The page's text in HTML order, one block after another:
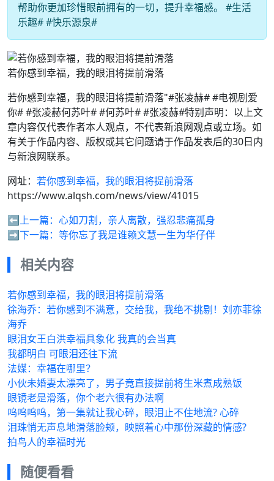
帮助你更加珍惜眼前拥有的一切，提升幸福感。 #生活
乐趣# #快乐源泉#
若你感到幸福，我的眼泪将提前滑落
若你感到幸福，我的眼泪将提前滑落"#张凌赫# #电视剧爱
你# #张凌赫何苏叶# #何苏叶# #张凌赫#特别声明：以上文
章内容仅代表作者本人观点，不代表新浪网观点或立场。如
有关于作品内容、版权或其它问题请于作品发表后的30日内
与新浪网联系。
网址： 若你感到幸福，我的眼泪将提前滑落
https://www.alqsh.com/news/view/41015
⬅️上一篇： 心如刀割，亲人离散，强忍悲痛孤身
➡️下一篇： 等你忘了我是谁赖文慧一生为华仔伴
相关内容
若你感到幸福，我的眼泪将提前滑落
徐海乔：若你感到不满意，交给我，我绝不挑剔！刘亦菲徐
海乔
眼泪女王白洪幸福具象化 我真的会当真
我都明白 可眼泪还往下流
法媒：幸福在哪里？
小伙未婚妻太漂亮了，男子竟直接提前将生米煮成熟饭
眼镜老是滑落，你个老六很有办法啊
呜呜呜呜，第一集就让我心碎，眼泪止不住地流? 心碎
泪珠悄无声息地滑落脸颊，映照着心中那份深藏的情感?
拍鸟人的幸福时光
随便看看